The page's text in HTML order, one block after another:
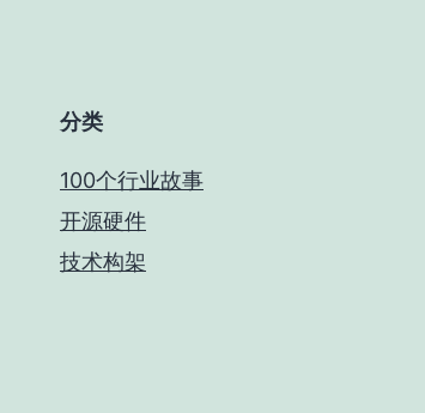
分类
100个行业故事
开源硬件
技术构架